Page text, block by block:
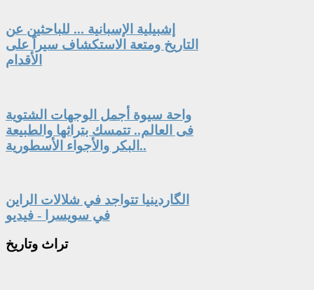
إشبيلية الإسبانية ... للباحثين عن
التاريخ ومتعة الاستكشاف سيراً على
الأقدام
واحة سيوة أجمل الوجهات الشتوية
فى العالم.. تتمسك بتراثها والطبيعة
البكر والأجواء الأسطورية..
الگاردينيا تتواجد في شلالات الراين
في سويسرا - فيديو
تراث وتاريخ